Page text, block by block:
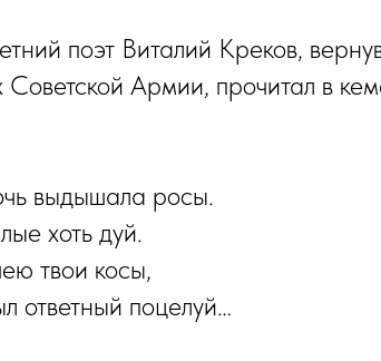
поэт Виталий Креков,
Армии, прочитал в
выдышала росы.
хоть дуй.
твои косы,
ответный поцелуй…